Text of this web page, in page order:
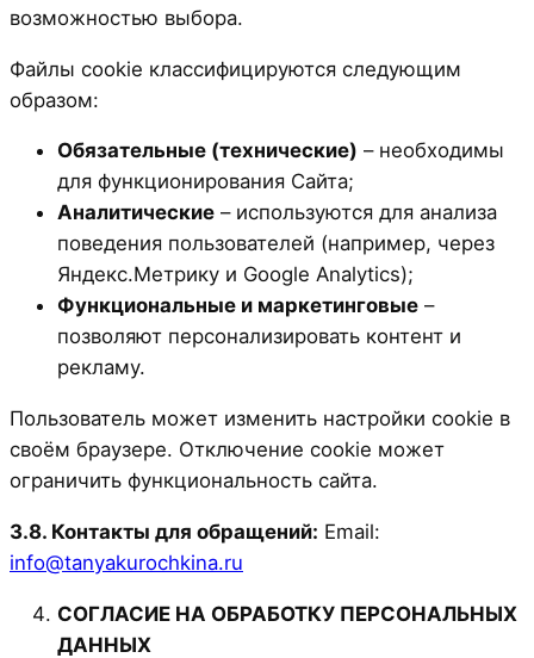
возможностью выбора.
Файлы cookie классифицируются следующим
образом:
Обязательные (технические) – необходимы
для функционирования Сайта;
Аналитические – используются для анализа
поведения пользователей (например, через
Яндекс.Метрику и Google Analytics);
Функциональные и маркетинговые –
позволяют персонализировать контент и
рекламу.
Пользователь может изменить настройки cookie в
своём браузере. Отключение cookie может
ограничить функциональность сайта.
3.8. Контакты для обращений: Email:
info@tanyakurochkina.ru
СОГЛАСИЕ НА ОБРАБОТКУ ПЕРСОНАЛЬНЫХ
ДАННЫХ